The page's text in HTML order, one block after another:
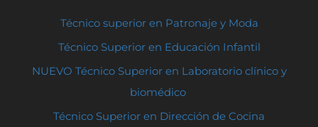
Técnico superior en Patronaje y Moda
Técnico Superior en Educación Infantil
NUEVO Técnico Superior en Laboratorio clínico y
biomédico
Técnico Superior en Dirección de Cocina